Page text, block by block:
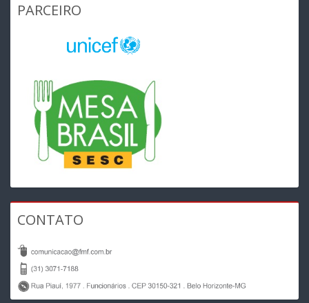
PARCEIRO
CONTATO